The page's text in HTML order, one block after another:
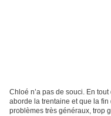
Chloé n’a pas de souci. En
aborde la trentaine et que la
problèmes très généraux, trop